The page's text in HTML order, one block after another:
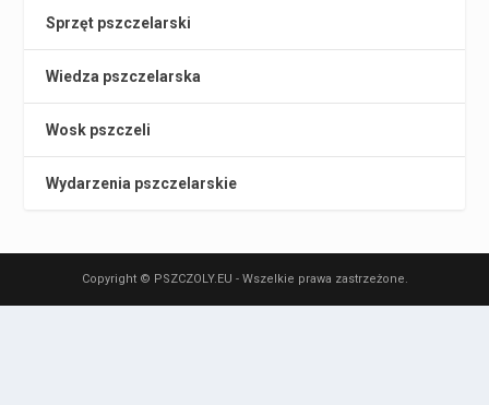
Sprzęt pszczelarski
Wiedza pszczelarska
Wosk pszczeli
Wydarzenia pszczelarskie
Copyright © PSZCZOLY.EU - Wszelkie prawa zastrzeżone.